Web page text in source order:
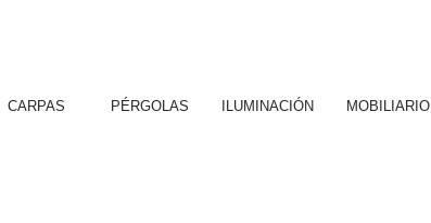
CARPAS PÉRGOLAS ILUMINACIÓN MOBILIARIO